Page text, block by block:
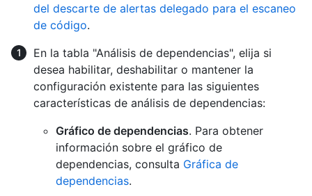
del descarte de alertas delegado para el escaneo
de código.
En la tabla "Análisis de dependencias", elija si
desea habilitar, deshabilitar o mantener la
configuración existente para las siguientes
características de análisis de dependencias:
Gráfico de dependencias. Para obtener
información sobre el gráfico de
dependencias, consulta Gráfica de
dependencias.